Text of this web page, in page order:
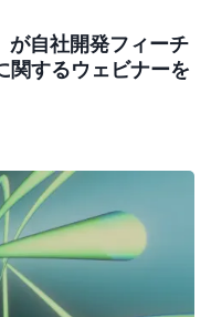
が自社開発フィーチ
関するウェビナーを